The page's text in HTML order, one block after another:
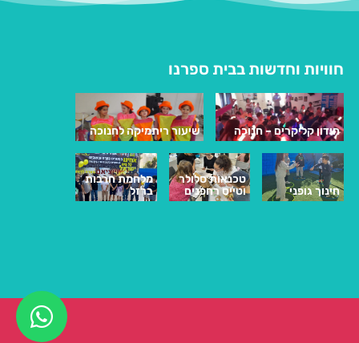
חוויות וחדשות בבית ספרנו
חידון קליקרים – חנוכה שיעור ריתמיקה לחנוכה
חינוך גופני
טכנאות סלולר
וטייס רחפנים
מלחמת חרבות
ברזל